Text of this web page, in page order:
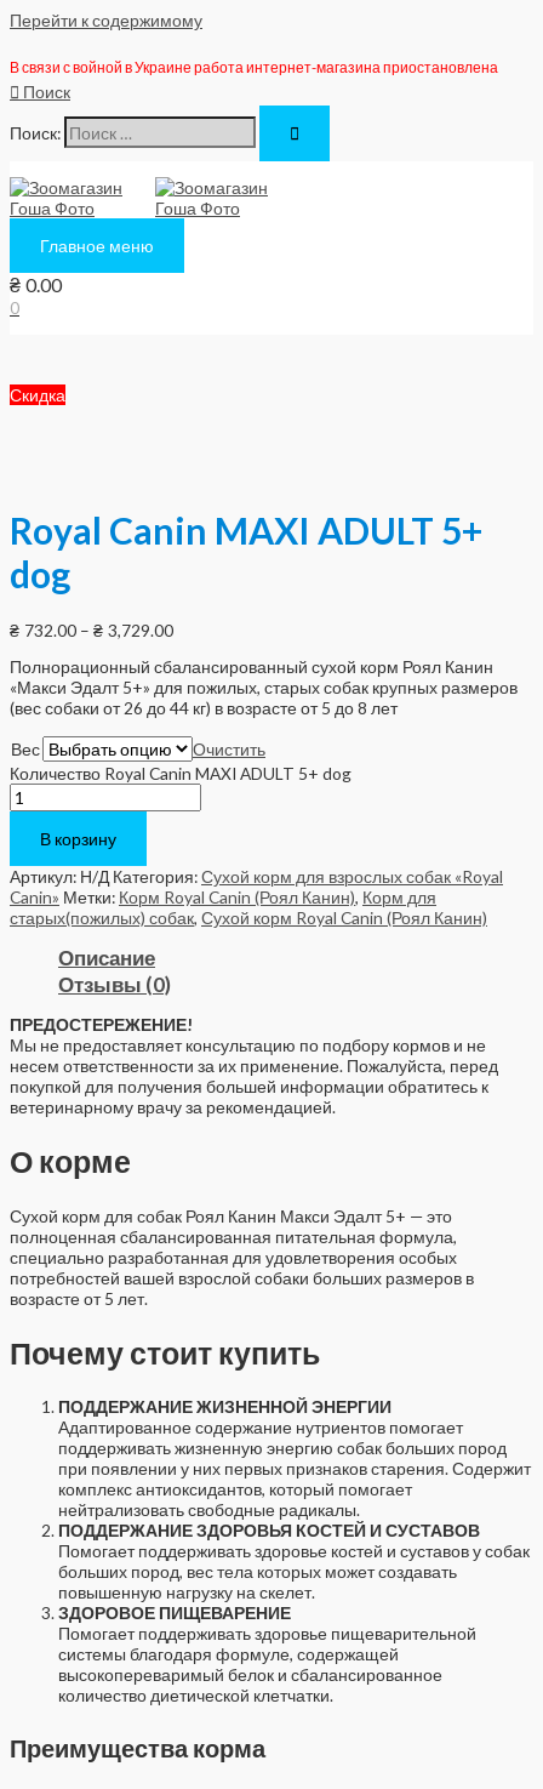
Перейти к содержимому
В связи с войной в Украине работа интернет-магазина приостановлена
Поиск
Поиск:
Главное меню
₴ 0.00
0
Скидка
Royal Canin MAXI ADULT 5+
dog
₴ 732.00 – ₴ 3,729.00
Полнорационный сбалансированный сухой корм Роял Канин
«Макси Эдалт 5+» для пожилых, старых собак крупных размеров
(вес собаки от 26 до 44 кг) в возрасте от 5 до 8 лет
Вес
Очистить
Количество Royal Canin MAXI ADULT 5+ dog
В корзину
Артикул: Н/Д Категория:Сухой корм для взрослых собак «Royal
Canin» Метки: Корм Royal Canin (Роял Канин), Корм для
старых(пожилых) собак, Сухой корм Royal Canin (Роял Канин)
Описание
Отзывы (0)
ПРЕДОСТЕРЕЖЕНИЕ!
Мы не предоставляет консультацию по подбору кормов и не
несем ответственности за их применение. Пожалуйста, перед
покупкой для получения большей информации обратитесь к
ветеринарному врачу за рекомендацией.
О корме
Сухой корм для собак Роял Канин Макси Эдалт 5+ — это
полноценная сбалансированная питательная формула,
специально разработанная для удовлетворения особых
потребностей вашей взрослой собаки больших размеров в
возрасте от 5 лет.
Почему стоит купить
ПОДДЕРЖАНИЕ ЖИЗНЕННОЙ ЭНЕРГИИ
Адаптированное содержание нутриентов помогает
поддерживать жизненную энергию собак больших пород
при появлении у них первых признаков старения. Содержит
комплекс антиоксидантов, который помогает
нейтрализовать свободные радикалы.
ПОДДЕРЖАНИЕ ЗДОРОВЬЯ КОСТЕЙ И СУСТАВОВ
Помогает поддерживать здоровье костей и суставов у собак
больших пород, вес тела которых может создавать
повышенную нагрузку на скелет.
ЗДОРОВОЕ ПИЩЕВАРЕНИЕ
Помогает поддерживать здоровье пищеварительной
системы благодаря формуле, содержащей
высокопереваримый белок и сбалансированное
количество диетической клетчатки.
Преимущества корма